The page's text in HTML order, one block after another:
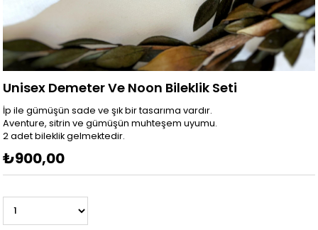
Unisex Demeter Ve Noon Bileklik Seti
İp ile gümüşün sade ve şık bir tasarıma vardır.
Aventure, sitrin ve gümüşün muhteşem uyumu.
2 adet bileklik gelmektedir.
₺900,00